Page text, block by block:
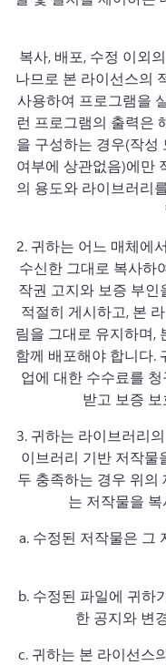
복사, 배포, 수정 이외
나므로 본 라이선스의
사용하여 프로그램을
런 프로그램의 출력은
을 구성하는 경우(작성
여부에 상관없음)에만
의 용도와 라이브러리
2. 귀하는 어느 매체에
수신한 그대로 복사하
작권 고지와 보증 부인
적절히 게시하고, 본
림을 그대로 유지하며,
함께 배포해야 합니다.
업에 대한 수수료를
받고 보증
3. 귀하는 라이브러리
이브러리 기반 저작물
두 충족하는 경우 위의
는 저작물을
a. 수정된 저작물은 그
b. 수정된 파일에 귀하
한 공지와 변
c. 귀하는 본 라이선스